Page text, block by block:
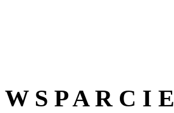
W S P A R C I E